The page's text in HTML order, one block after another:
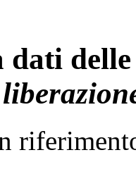
dati delle